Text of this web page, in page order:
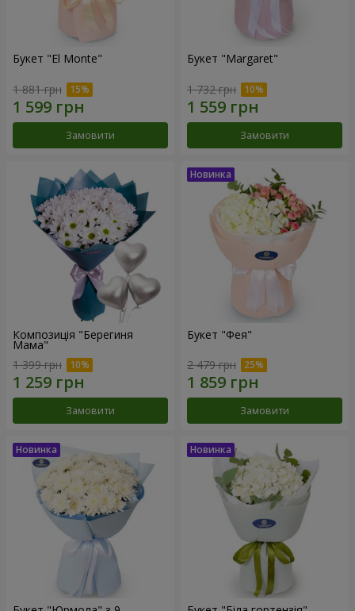
Букет "El Monte"
1 881 грн
Замовити
Букет "Margaret"
1 732 грн
Замовити
Композиція "Берегиня
Мама"
1 399 грн
Замовити
Букет "Фея"
2 479 грн
Замовити